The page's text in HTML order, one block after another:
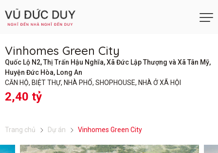
Vinhomes Green City
Quốc Lộ N2, Thị Trấn Hậu Nghĩa, Xã Đức Lập Thượng và Xã Tân Mỹ,
Huyện Đức Hòa, Long An
CĂN HỘ, BIỆT THỰ, NHÀ PHỐ, SHOPHOUSE, NHÀ Ở XÃ HỘI
2,40 tỷ
Trang chủ Dự án Vinhomes Green City